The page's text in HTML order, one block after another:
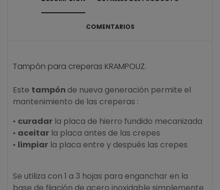
COMENTARIOS
Tampón para creperas KRAMPOUZ.
Este tampón de nueva generación permite el
mantenimiento de las creperas :
• curadar la placa de hierro fundido mecanizada
• aceitar la placa antes de las crepes
• limpiar la placa entre y después las crepes
Se utiliza con 1 a 3 hojas para enganchar en la